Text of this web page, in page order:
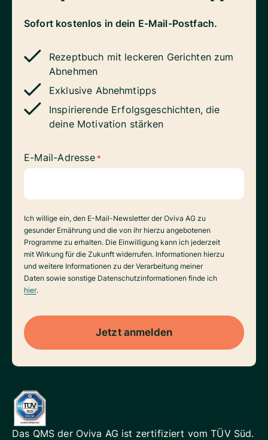
Sofort kostenlos in dein E-Mail-Postfach.
Rezeptbuch mit leckeren Gerichten zum
Abnehmen
Exklusive Abnehmtipps
Inspirierende Erfolgsgeschichten, die
deine Motivation stärken
E-Mail-Adresse *
Datenverarbeitung
Ich willige ein, den E-Mail-Newsletter der Oviva AG zu
gesunder Ernährung und die von ihr hierzu angebotenen
Programme zu erhalten. Die Einwilligung kann ich jederzeit
mit Wirkung für die Zukunft widerrufen. Informationen hierzu
und weitere Informationen zu der Verarbeitung meiner
Daten sowie sonstige Datenschutzinformationen finde ich
hier.
Jetzt anmelden
Das QMS der Oviva AG ist zertifiziert vom TÜV Süd.